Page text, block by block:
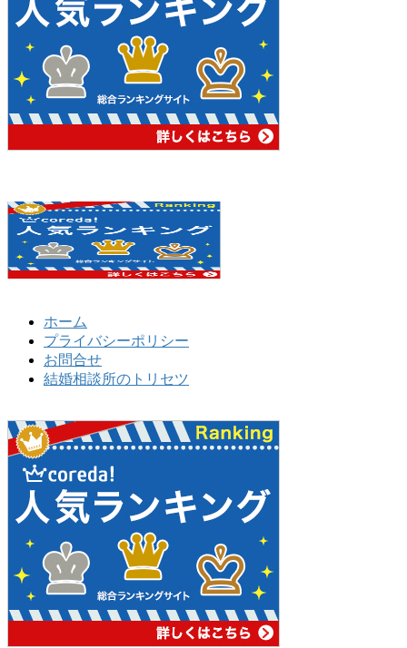
ホーム
プライバシーポリシー
お問合せ
結婚相談所のトリセツ